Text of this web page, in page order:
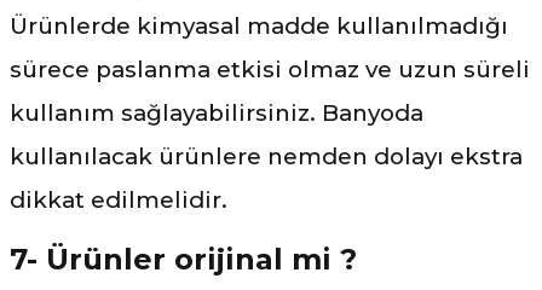
Ürünlerde kimyasal madde kullanılmadığı
sürece paslanma etkisi olmaz ve uzun süreli
kullanım sağlayabilirsiniz. Banyoda
kullanılacak ürünlere nemden dolayı ekstra
dikkat edilmelidir.
7- Ürünler orijinal mi ?